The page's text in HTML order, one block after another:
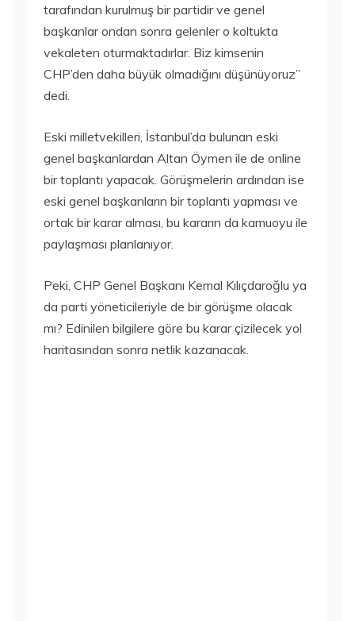
tarafından kurulmuş bir partidir ve genel
başkanlar ondan sonra gelenler o koltukta
vekaleten oturmaktadırlar. Biz kimsenin
CHP’den daha büyük olmadığını düşünüyoruz”
dedi.
Eski milletvekilleri, İstanbul’da bulunan eski
genel başkanlardan Altan Öymen ile de online
bir toplantı yapacak. Görüşmelerin ardından ise
eski genel başkanların bir toplantı yapması ve
ortak bir karar alması, bu kararın da kamuoyu ile
paylaşması planlanıyor.
Peki, CHP Genel Başkanı Kemal Kılıçdaroğlu ya
da parti yöneticileriyle de bir görüşme olacak
mı? Edinilen bilgilere göre bu karar çizilecek yol
haritasından sonra netlik kazanacak.